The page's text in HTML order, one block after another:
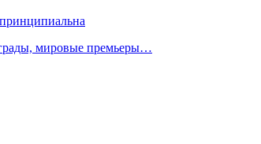
мировые премьеры…